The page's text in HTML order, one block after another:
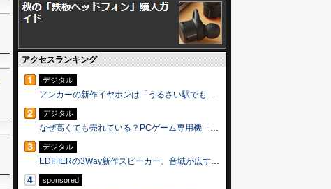
アクセスランキング
デジタル
アンカーの新作イヤホンは「うるさい駅でもフツーに通話できる」って、マジ？──Soundcore Liberty 5 Pro Max
デジタル
なぜ高くても売れている？PCゲーム専用機「Steam Machine」が20万円でも品薄なワケ
デジタル
EDIFIERの3Way新作スピーカー、音域が広すぎ。「今まで聴いたことない音」が聞こえるもんね
sponsored